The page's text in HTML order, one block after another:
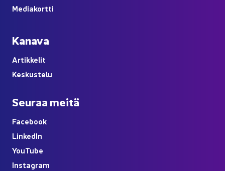
Me­dia­kort­ti
Ka­na­va
Ar­tik­ke­lit
Kes­kus­te­lu
Seu­raa meitä
Face­book
Lin­ke­dIn
YouTube
Ins­ta­gram